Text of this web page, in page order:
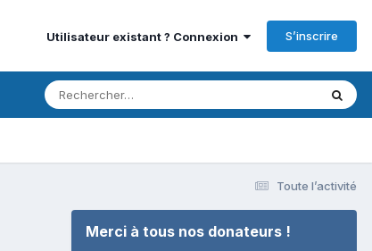
Utilisateur existant ? Connexion S’inscrire
Toute l’activité
Merci à tous nos donateurs !